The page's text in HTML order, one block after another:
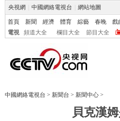
央視網 中國網絡電視台 網站地圖
首頁 新聞 經濟 體育 綜藝 春晚 戲
電視
頻道大全 欄目大全 節目大全
中國網絡電視台 > 新聞台 > 新聞中心 >
貝克漢